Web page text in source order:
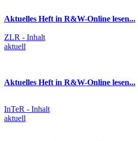
Aktuelles Heft in R&W-Online lesen...
ZLR - Inhalt
aktuell
Aktuelles Heft in R&W-Online lesen...
InTeR - Inhalt
aktuell